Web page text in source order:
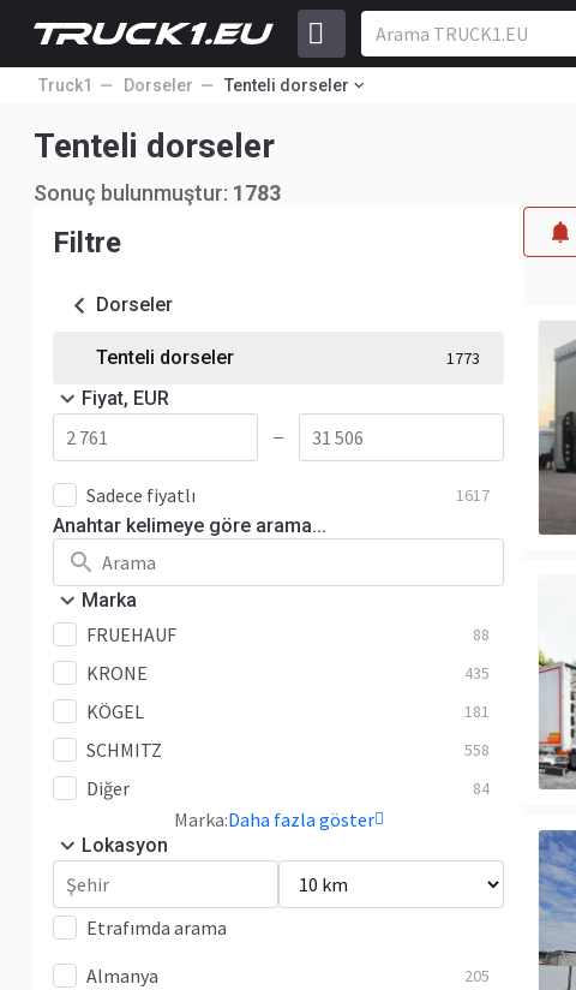
Truck1 Dorseler Tenteli dorseler
Tenteli dorseler
Sonuç bulunmuştur: 1783
Filtre
Dorseler
Tenteli dorseler 1773
Fiyat, EUR
—
Sadece fiyatlı 1617
Anahtar kelimeye göre arama...
Marka
FRUEHAUF 88
KRONE 435
KÖGEL 181
SCHMITZ 558
Diğer 84
Marka:Daha fazla göster
Lokasyon
Etrafımda arama
Almanya
205